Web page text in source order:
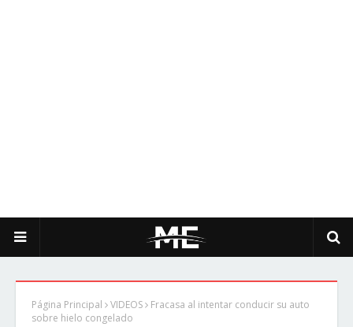
Página Principal VIDEOS
Fracasa al intentar conducir su auto
sobre hielo congelado